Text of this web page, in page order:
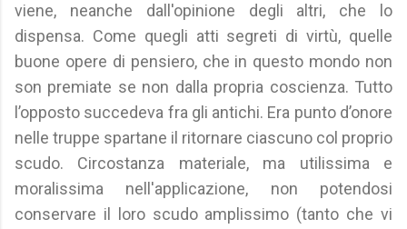
viene, neanche dall'opinione degli altri, che lo
dispensa. Come quegli atti segreti di virtù, quelle
buone opere di pensiero, che in questo mondo non
son premiate se non dalla propria coscienza. Tutto
l’opposto succedeva fra gli antichi. Era punto d’onore
nelle truppe spartane il ritornare ciascuno col proprio
scudo. Circostanza materiale, ma utilissima e
moralissima nell'applicazione, non potendosi
conservare il loro scudo amplissimo (tanto che vi